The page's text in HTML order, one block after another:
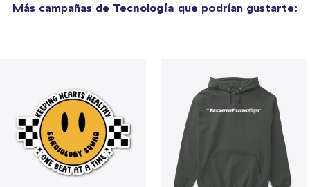
Más campañas de Tecnología que podrían gustarte: